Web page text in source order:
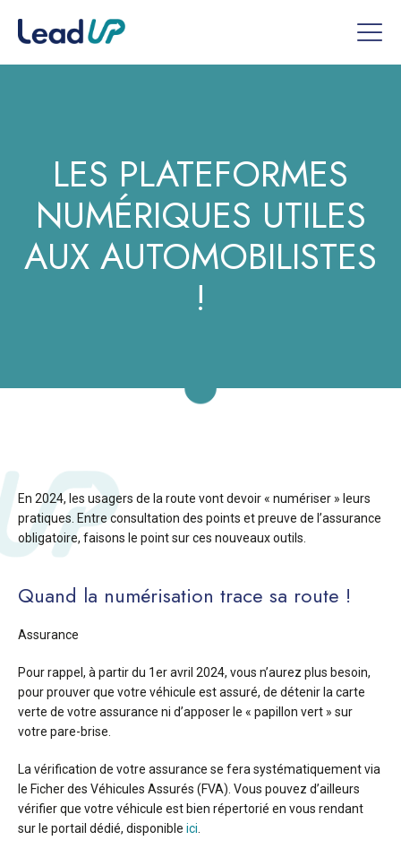
LES PLATEFORMES
NUMÉRIQUES UTILES
AUX AUTOMOBILISTES
!
En 2024, les usagers de la route vont devoir « numériser » leurs
pratiques. Entre consultation des points et preuve de l’assurance
obligatoire, faisons le point sur ces nouveaux outils.
Quand la numérisation trace sa route !
Assurance
Pour rappel, à partir du 1er avril 2024, vous n’aurez plus besoin,
pour prouver que votre véhicule est assuré, de détenir la carte
verte de votre assurance ni d’apposer le « papillon vert » sur
votre pare-brise.
La vérification de votre assurance se fera systématiquement via
le Ficher des Véhicules Assurés (FVA). Vous pouvez d’ailleurs
vérifier que votre véhicule est bien répertorié en vous rendant
sur le portail dédié, disponible ici